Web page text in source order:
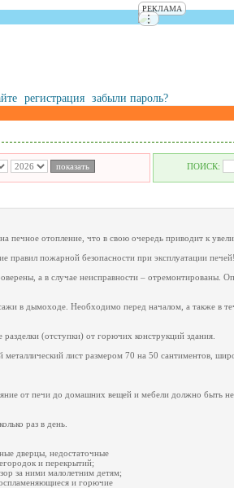
РЕКЛАМА
⋮
регистрация забыли пароль?
ПОИСК:
печное отопление, что в свою очередь приводит к
правил пожарной безопасности при эксплуатации печей!
а в случае неисправности – отремонтированы.
в дымоходе. Необходимо перед началом, а также в
(отступки) от горючих конструкций здания.
лист размером 70 на 50 сантиментов,
от печи до домашних вещей и мебели должно быть
раз в день.
дверцы, недостаточные
и перекрытий;
за ними малолетним детям;
и горючие